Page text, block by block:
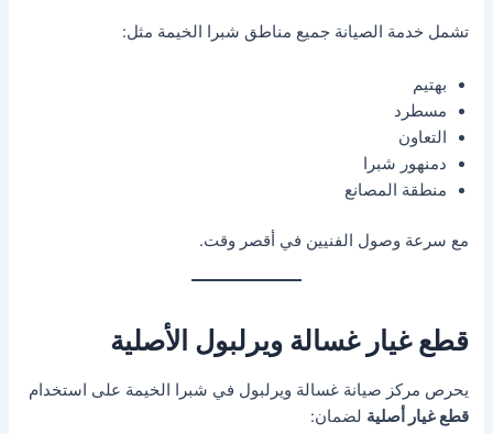
تشمل خدمة الصيانة جميع مناطق شبرا الخيمة مثل:
بهتيم
مسطرد
التعاون
دمنهور شبرا
منطقة المصانع
مع سرعة وصول الفنيين في أقصر وقت.
قطع غيار غسالة ويرلبول الأصلية
يحرص مركز صيانة غسالة ويرلبول في شبرا الخيمة على استخدام
قطع غيار أصلية لضمان: